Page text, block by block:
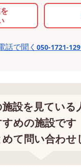
話で聞く 050-1721-
設を見ている
めの施設です
めて問い合わせ